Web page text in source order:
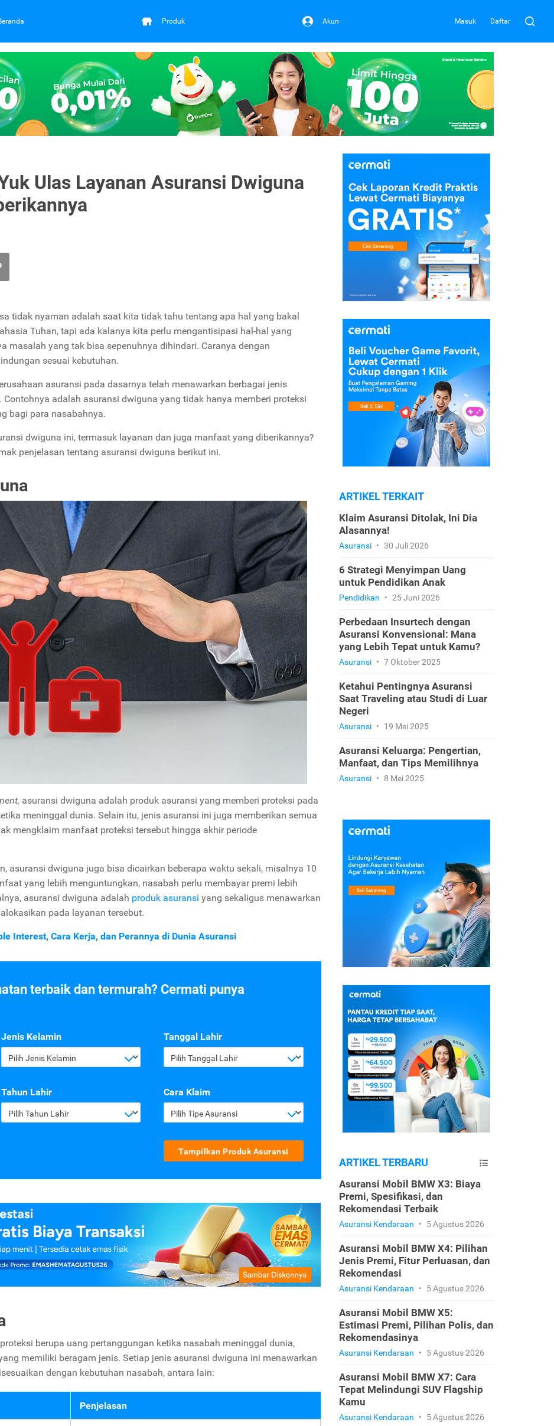
Produk Akun Masuk Daftar
Ulas Layanan Asuransi Dwiguna
tidak nyaman adalah saat kita tidak tahu tentang apa hal yang bakal
Tuhan, tapi ada kalanya kita perlu mengantisipasi hal-hal yang
masalah yang tak bisa sepenuhnya dihindari. Caranya dengan
sesuai kebutuhan.
asuransi pada dasarnya telah menawarkan berbagai jenis
adalah asuransi dwiguna yang tidak hanya memberi proteksi
bagi para nasabahnya.
dwiguna ini, termasuk layanan dan juga manfaat yang diberikannya?
penjelasan tentang asuransi dwiguna berikut ini.
asuransi dwiguna adalah produk asuransi yang memberi proteksi pada
meninggal dunia. Selain itu, jenis asuransi ini juga memberikan semua
mengklaim manfaat proteksi tersebut hingga akhir periode
asuransi dwiguna juga bisa dicairkan beberapa waktu sekali, misalnya 10
yang lebih menguntungkan, nasabah perlu membayar premi lebih
asuransi dwiguna adalah produk asuransi yang sekaligus menawarkan
pada layanan tersebut.
Interest, Cara Kerja, dan Perannya di Dunia Asuransi
terbaik dan termurah? Cermati punya
Jenis Kelamin
Pilih Jenis Kelamin
Tanggal Lahir
Pilih Tanggal Lahir
Tahun Lahir
Pilih Tahun Lahir
Cara Klaim
Pilih Tipe Asuransi
Tampilkan Produk Asuransi
berupa uang pertanggungan ketika nasabah meninggal dunia,
memiliki beragam jenis. Setiap jenis asuransi dwiguna ini menawarkan
dengan kebutuhan nasabah, antara lain:
Penjelasan
ARTIKEL TERKAIT
Klaim Asuransi Ditolak, Ini Dia
Alasannya!
Asuransi • 30 Juli 2026
6 Strategi Menyimpan Uang
untuk Pendidikan Anak
Pendidikan • 25 Juni 2026
Perbedaan Insurtech dengan
Asuransi Konvensional: Mana
yang Lebih Tepat untuk Kamu?
Asuransi • 7 Oktober 2025
Ketahui Pentingnya Asuransi
Saat Traveling atau Studi di Luar
Negeri
Asuransi • 19 Mei 2025
Asuransi Keluarga: Pengertian,
Manfaat, dan Tips Memilihnya
Asuransi • 8 Mei 2025
ARTIKEL TERBARU
Asuransi Mobil BMW X3: Biaya
Premi, Spesifikasi, dan
Rekomendasi Terbaik
Asuransi Kendaraan • 5 Agustus 2026
Asuransi Mobil BMW X4: Pilihan
Jenis Premi, Fitur Perluasan, dan
Rekomendasi
Asuransi Kendaraan • 5 Agustus 2026
Asuransi Mobil BMW X5:
Estimasi Premi, Pilihan Polis, dan
Rekomendasinya
Asuransi Kendaraan • 5 Agustus 2026
Asuransi Mobil BMW X7: Cara
Tepat Melindungi SUV Flagship
Kamu
Asuransi Kendaraan • 5 Agustus 2026